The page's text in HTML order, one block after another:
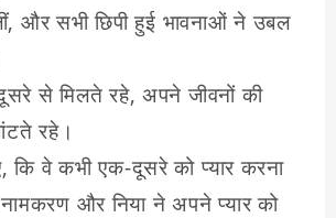
और सभी छिपी हुई भावनाओं ने उबल
से मिलते रहे, अपने जीवनों की
रहे।
वे कभी एक-दूसरे को प्यार करना
नामकरण और निया ने अपने प्यार को